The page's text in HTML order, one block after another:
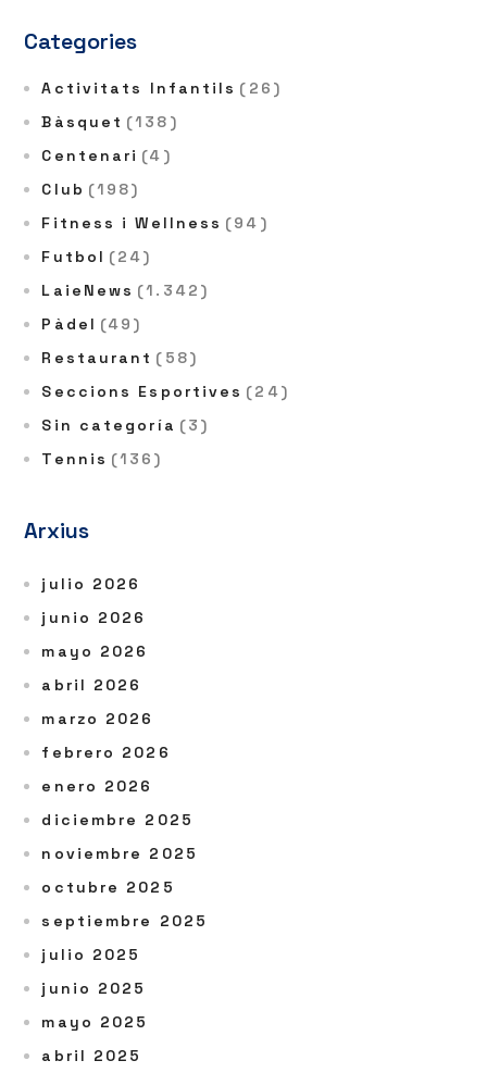
Categories
Activitats Infantils (26)
Bàsquet (138)
Centenari (4)
Club (198)
Fitness i Wellness (94)
Futbol (24)
LaieNews (1.342)
Pàdel (49)
Restaurant (58)
Seccions Esportives (24)
Sin categoría (3)
Tennis (136)
Arxius
julio 2026
junio 2026
mayo 2026
abril 2026
marzo 2026
febrero 2026
enero 2026
diciembre 2025
noviembre 2025
octubre 2025
septiembre 2025
julio 2025
junio 2025
mayo 2025
abril 2025